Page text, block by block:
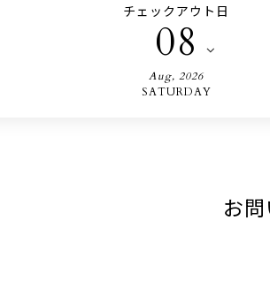
チェックアウト日
08
Aug, 2026
SATURDAY
お